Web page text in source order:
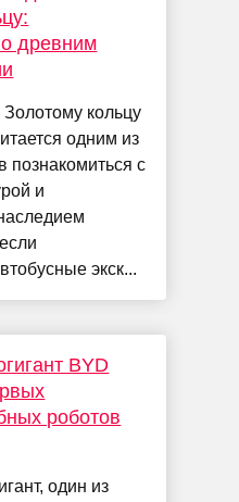
древним
кольцу
одним из
познакомиться с
и
экск...
BYD
роботов
один из